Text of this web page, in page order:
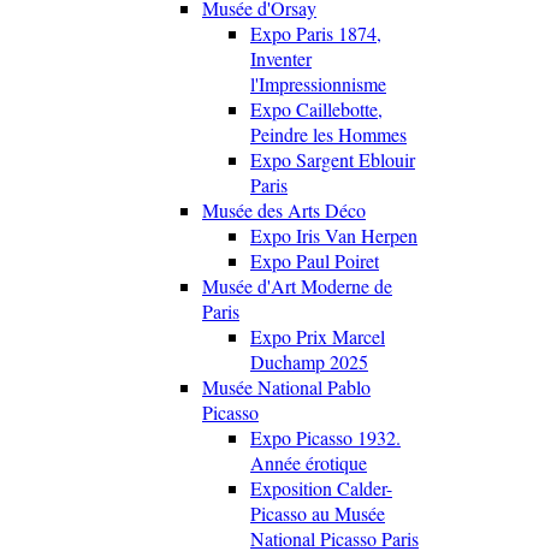
Musée d'Orsay
Expo Paris 1874,
Inventer
l'Impressionnisme
Expo Caillebotte,
Peindre les Hommes
Expo Sargent Eblouir
Paris
Musée des Arts Déco
Expo Iris Van Herpen
Expo Paul Poiret
Musée d'Art Moderne de
Paris
Expo Prix Marcel
Duchamp 2025
Musée National Pablo
Picasso
Expo Picasso 1932.
Année érotique
Exposition Calder-
Picasso au Musée
National Picasso Paris